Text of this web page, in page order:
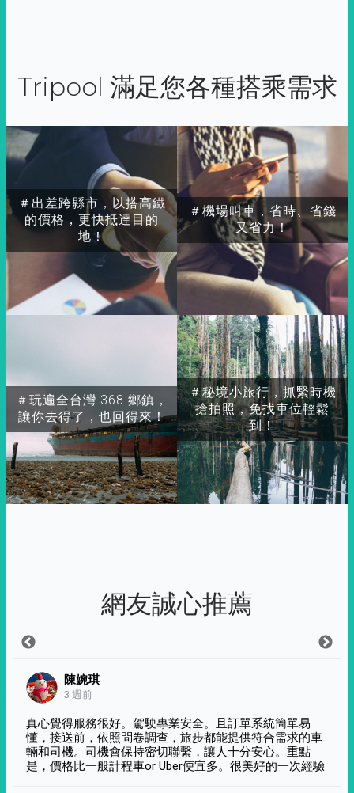
Tripool 滿足您各種搭乘需求
＃出差跨縣市，以搭高鐵
的價格，更快抵達目的
地！
＃玩遍全台灣 368 鄉鎮，
讓你去得了，也回得來！
＃秘境小旅行，抓緊時機
搶拍照，免找車位輕鬆
到！
＃機場叫車，省時、省錢
又省力！
網友誠心推薦
陳婉琪
3 週前
真心覺得服務很好。駕駛專業安全。且訂單系統簡單易
懂，接送前，依照問卷調查，旅步都能提供符合需求的車
輛和司機。司機會保持密切聯繫，讓人十分安心。重點
是，價格比一般計程車or Uber便宜多。很美好的一次經驗